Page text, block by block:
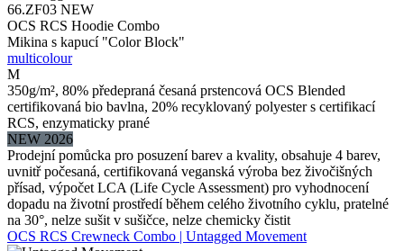
66.ZF03 NEW
OCS RCS Hoodie Combo
Mikina s kapucí "Color Block"
multicolour
M
350g/m², 80% předepraná česaná prstencová OCS Blended
certifikovaná bio bavlna, 20% recyklovaný polyester s certifikací
RCS, enzymaticky prané
NEW 2026
Prodejní pomůcka pro posuzení barev a kvality, obsahuje 4 barev,
uvnitř počesaná, certifikovaná veganská výroba bez živočišných
přísad, výpočet LCA (Life Cycle Assessment) pro vyhodnocení
dopadu na životní prostředí během celého životního cyklu, pratelné
na 30°, nelze sušit v sušičce, nelze chemicky čistit
OCS RCS Crewneck Combo | Untagged Movement